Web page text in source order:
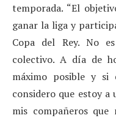
temporada. “El
ganar la liga y
Copa del Rey. No
colectivo. A día de
máximo posible y si
considero que estoy
mis compañeros